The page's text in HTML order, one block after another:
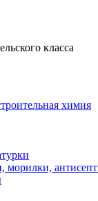
класса
химия
морилки,